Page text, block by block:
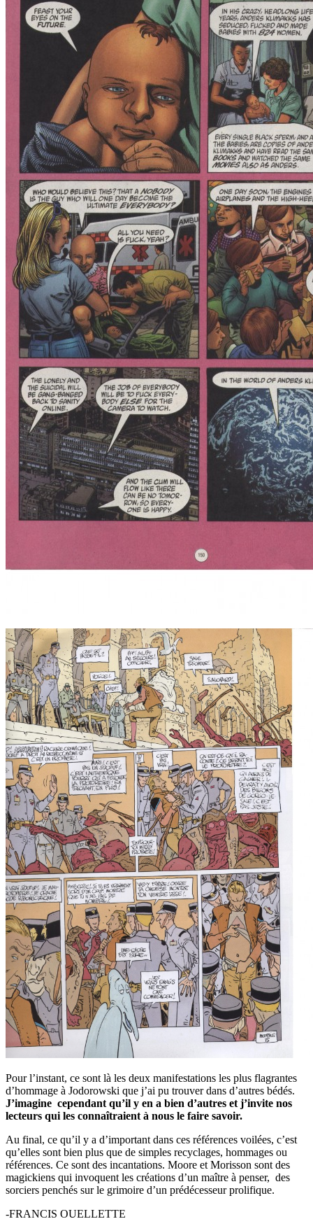
Pour l’instant, ce sont là les deux manifestations les plus flagrantes
d’hommage à Jodorowski que j’ai pu trouver dans d’autres bédés.
J’imagine cependant qu’il y en a bien d’autres et j’invite nos
lecteurs qui les connaîtraient à nous le faire savoir.
Au final, ce qu’il y a d’important dans ces références voilées, c’est
qu’elles sont bien plus que de simples recyclages, hommages ou
références. Ce sont des incantations. Moore et Morisson sont des
magickiens qui invoquent les créations d’un maître à penser, des
sorciers penchés sur le grimoire d’un prédécesseur prolifique.
-FRANCIS OUELLETTE